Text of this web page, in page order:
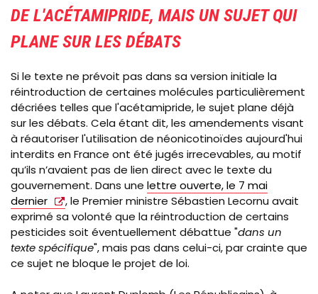
DE L'ACÉTAMIPRIDE, MAIS UN SUJET QUI
PLANE SUR LES DÉBATS
Si le texte ne prévoit pas dans sa version initiale la
réintroduction de certaines molécules particulièrement
décriées telles que l'acétamipride, le sujet plane déjà
sur les débats. Cela étant dit, les amendements visant
à réautoriser l'utilisation de néonicotinoïdes aujourd'hui
interdits en France ont été jugés irrecevables, au motif
qu’ils n’avaient pas de lien direct avec le texte du
gouvernement. Dans une lettre ouverte, le 7 mai
dernier
, le Premier ministre Sébastien Lecornu avait
exprimé sa volonté que la réintroduction de certains
pesticides soit éventuellement débattue "dans un
texte spécifique", mais pas dans celui-ci, par crainte que
ce sujet ne bloque le projet de loi.